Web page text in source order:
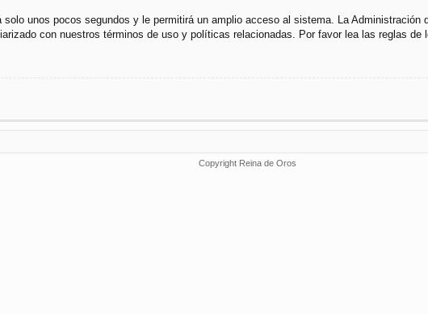
unos pocos segundos y le permitirá un amplio acceso al sistema. La
con nuestros términos de uso y políticas relacionadas. Por favor lea las reglas de
Copyright Reina de Oros